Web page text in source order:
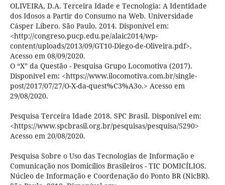
OLIVEIRA, D.A. Terceira Idade e Tecnologia: A Identidade
dos Idosos a Partir do Consumo na Web. Universidade
Cásper Líbero. São Paulo. 2014. Disponível em:
<http://congreso.pucp.edu.pe/alaic2014/wp-
content/uploads/2013/09/GT10-Diego-de-Oliveira.pdf>.
Acesso em 08/09/2020.
O “X” da Questão - Pesquisa Grupo Locomotiva (2017).
Disponivel em: <https://www.ilocomotiva.com.br/single-
post/2017/07/27/O-X-da-quest%C3%A3o.> Acesso em
29/08/2020.
Pesquisa Terceira Idade 2018. SPC Brasil. Disponível em:
<https://www.spcbrasil.org.br/pesquisas/pesquisa/5290>
Acesso em 20/08/2020.
Pesquisa Sobre o Uso das Tecnologias de Informação e
Comunicação nos Domicílios Brasileiros - TIC DOMICÍLIOS.
Núcleo de Informação e Coordenação do Ponto BR (NicBR).